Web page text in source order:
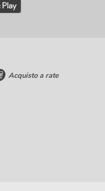
Acquisto a rate